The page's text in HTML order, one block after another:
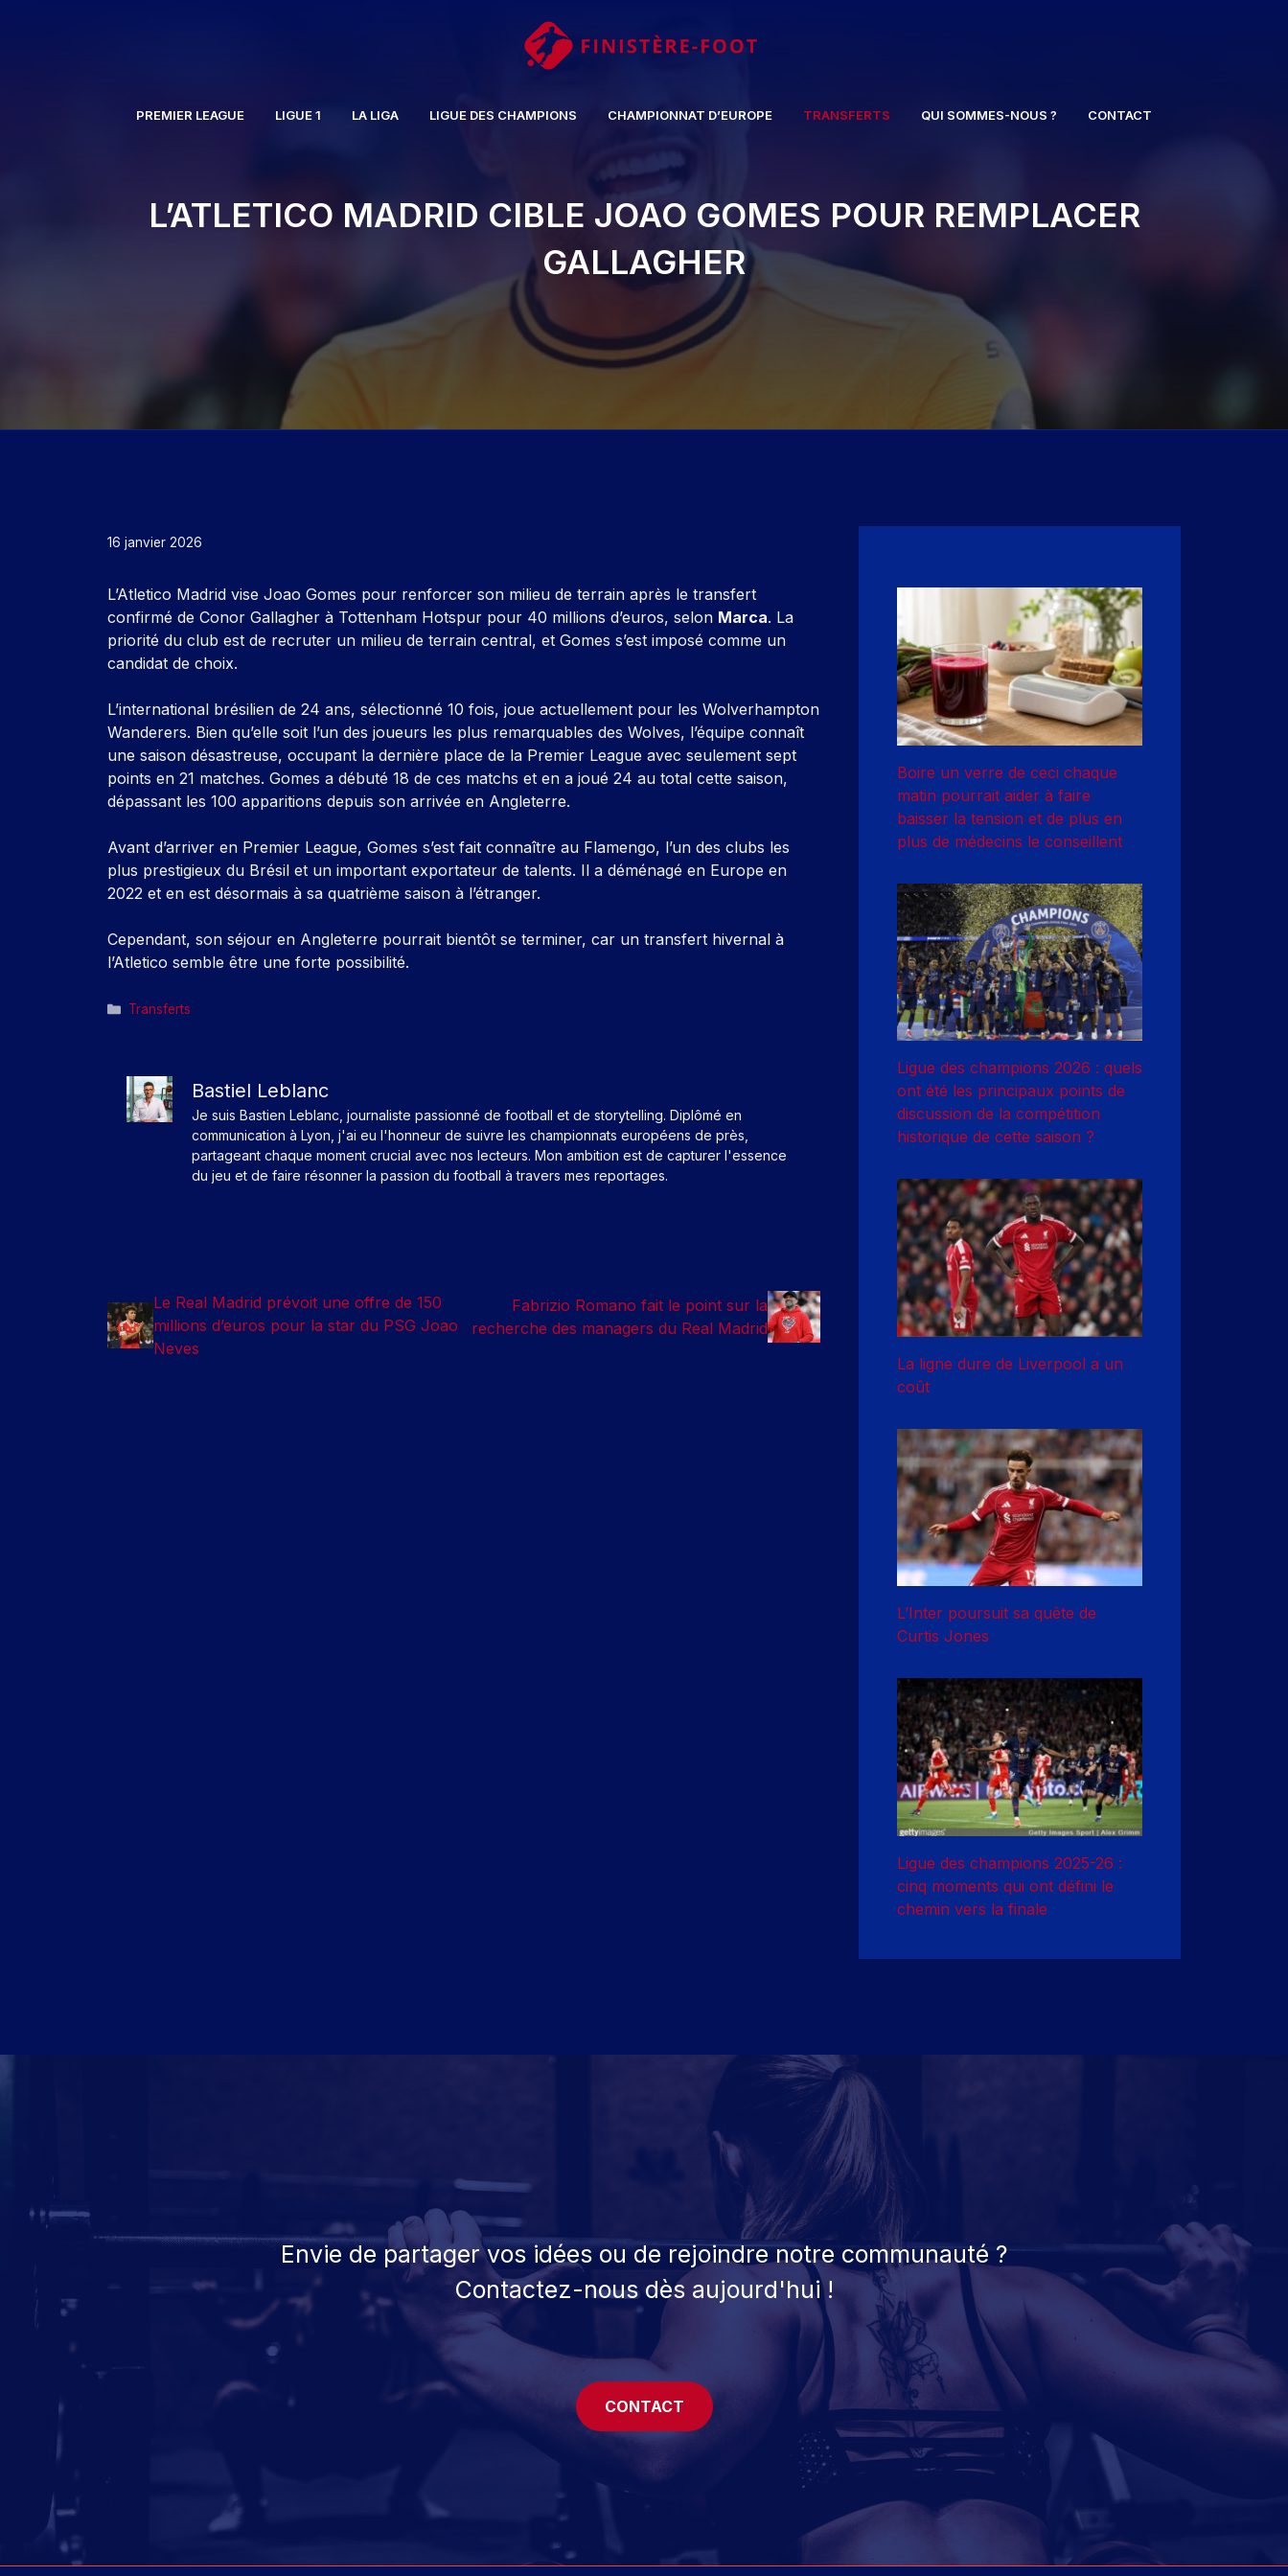
PREMIER LEAGUE LIGUE 1 LA LIGA LIGUE DES CHAMPIONS CHAMPIONNAT D’EUROPE TRANSFERTS QUI SOMMES-NOUS ? CONTACT
L’ATLETICO MADRID CIBLE JOAO GOMES POUR REMPLACER
GALLAGHER
16 janvier 2026
L’Atletico Madrid vise Joao Gomes pour renforcer son milieu de terrain après le transfert
confirmé de Conor Gallagher à Tottenham Hotspur pour 40 millions d’euros, selon Marca. La
priorité du club est de recruter un milieu de terrain central, et Gomes s’est imposé comme un
candidat de choix.
L’international brésilien de 24 ans, sélectionné 10 fois, joue actuellement pour les Wolverhampton
Wanderers. Bien qu’elle soit l’un des joueurs les plus remarquables des Wolves, l’équipe connaît
une saison désastreuse, occupant la dernière place de la Premier League avec seulement sept
points en 21 matches. Gomes a débuté 18 de ces matchs et en a joué 24 au total cette saison,
dépassant les 100 apparitions depuis son arrivée en Angleterre.
Avant d’arriver en Premier League, Gomes s’est fait connaître au Flamengo, l’un des clubs les
plus prestigieux du Brésil et un important exportateur de talents. Il a déménagé en Europe en
2022 et en est désormais à sa quatrième saison à l’étranger.
Cependant, son séjour en Angleterre pourrait bientôt se terminer, car un transfert hivernal à
l’Atletico semble être une forte possibilité.
Catégories
Transferts
Bastiel Leblanc
Je suis Bastien Leblanc, journaliste passionné de football et de storytelling. Diplômé en
communication à Lyon, j'ai eu l'honneur de suivre les championnats européens de près,
partageant chaque moment crucial avec nos lecteurs. Mon ambition est de capturer l'essence
du jeu et de faire résonner la passion du football à travers mes reportages.
Le Real Madrid prévoit une offre de 150
millions d’euros pour la star du PSG Joao
Neves
Fabrizio Romano fait le point sur la
recherche des managers du Real Madrid
Boire un verre de ceci chaque
matin pourrait aider à faire
baisser la tension et de plus en
plus de médecins le conseillent
Ligue des champions 2026 : quels
ont été les principaux points de
discussion de la compétition
historique de cette saison ?
La ligne dure de Liverpool a un
coût
L’Inter poursuit sa quête de
Curtis Jones
Ligue des champions 2025-26 :
cinq moments qui ont défini le
chemin vers la finale
Envie de partager vos idées ou de rejoindre notre communauté ?
Contactez-nous dès aujourd'hui !
CONTACT